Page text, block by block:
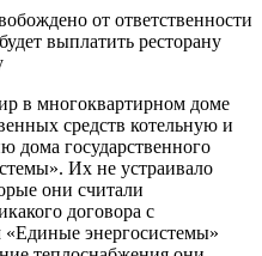
от ответственности
выплатить ресторану
в многоквартирном доме
средств котельную и
дома государственного
Их не устраивало
они считали
договора с
«Единые энергосистемы»